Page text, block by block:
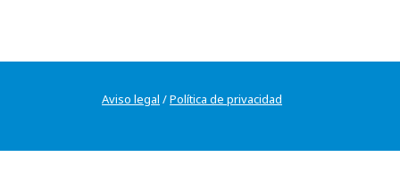
Aviso legal /Política de privacidad